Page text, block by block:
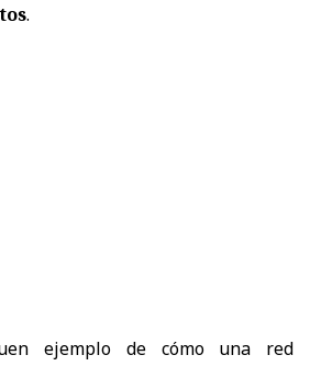
.
ejemplo de cómo una red